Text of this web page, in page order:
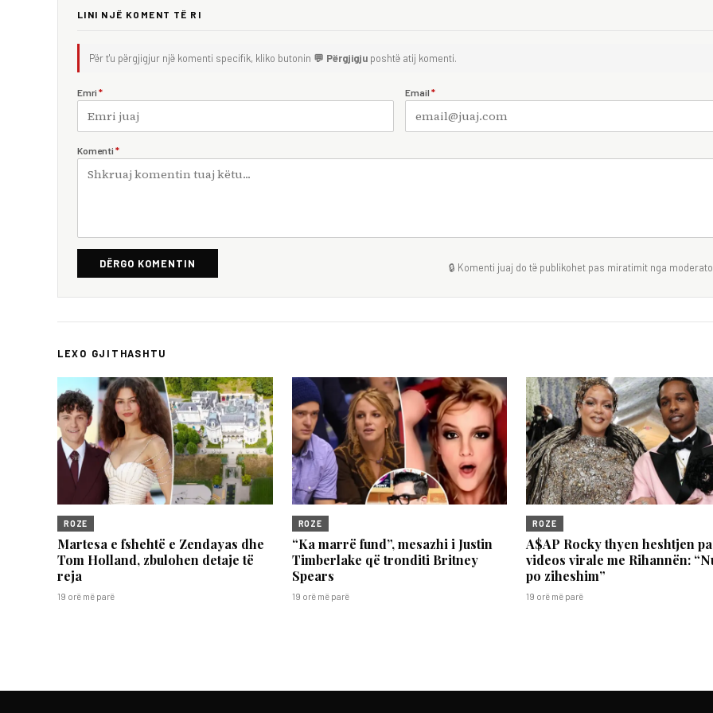
LINI NJË KOMENT TË RI
Për t'u përgjigjur një komenti specifik, kliko butonin 💬 Përgjigju poshtë atij komenti.
Emri * Email *
Komenti *
DËRGO KOMENTIN 🔒 Komenti juaj do të publikohet pas miratimit nga
LEXO GJITHASHTU
ROZE
Martesa e fshehtë e Zendayas dhe
Tom Holland, zbulohen detaje të
reja
19 orë më parë
ROZE
“Ka marrë fund”, mesazhi i Justin
Timberlake që tronditi Britney
Spears
19 orë më parë
ROZE
A$AP Rocky thyen heshtjen
videos virale me Rihannën:
po ziheshim”
19 orë më parë